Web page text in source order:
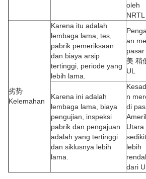
oleh
NRTL
劣势
Kelemahan
Karena itu adalah
lembaga lama, tes,
pabrik pemeriksaan
dan biaya arsip
tertinggi, periode yang
lebih lama.
an
pasar
美 稍
UL
Karena ini adalah
lembaga lama, biaya
pengujian, inspeksi
pabrik dan pengajuan
adalah yang tertinggi
dan siklusnya lebih
lama.
n
di
Utara
sedikit
lebih
dari